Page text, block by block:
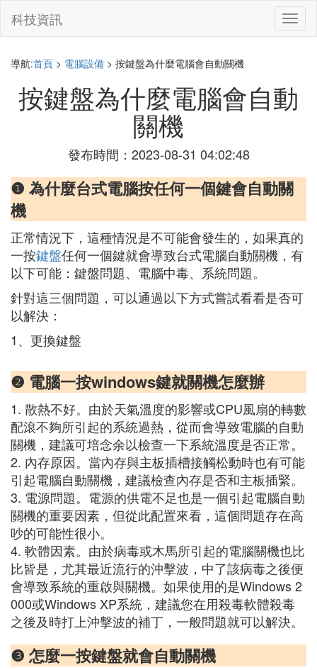
切
換
科技資訊
導航:首頁 > 電腦設備 > 按鍵盤為什麼電腦會自動關機
按鍵盤為什麼電腦會自動
關機
發布時間：2023-08-31 04:02:48
❶ 為什麼台式電腦按任何一個鍵會自動關
機
正常情況下，這種情況是不可能會發生的，如果真的
一按鍵盤任何一個鍵就會導致台式電腦自動關機，有
以下可能：鍵盤問題、電腦中毒、系統問題。
針對這三個問題，可以通過以下方式嘗試看看是否可
以解決：
1、更換鍵盤
❷ 電腦一按windows鍵就關機怎麼辦
1. 散熱不好。由於天氣溫度的影響或CPU風扇的轉數
配滾不夠所引起的系統過熱，從而會導致電腦的自動
關機，建議可培念余以檢查一下系統溫度是否正常。
2. 內存原因。當內存與主板插槽接觸松動時也有可能
引起電腦自動關機，建議檢查內存是否和主板插緊。
3. 電源問題。電源的供電不足也是一個引起電腦自動
關機的重要因素，但從此配置來看，這個問題存在高
吵的可能性很小。
4. 軟體因素。由於病毒或木馬所引起的電腦關機也比
比皆是，尤其最近流行的沖擊波，中了該病毒之後便
會導致系統的重啟與關機。如果使用的是Windows 2
000或Windows XP系統，建議您在用殺毒軟體殺毒
之後及時打上沖擊波的補丁，一般問題就可以解決。
❸ 怎麼一按鍵盤就會自動關機